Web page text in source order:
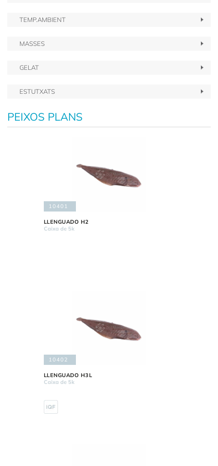
TEMP.AMBIENT
MASSES
GELAT
ESTUTXATS
PEIXOS PLANS
10401
LLENGUADO H2
Caixa de 5k
10402
LLENGUADO H3L
Caixa de 5k